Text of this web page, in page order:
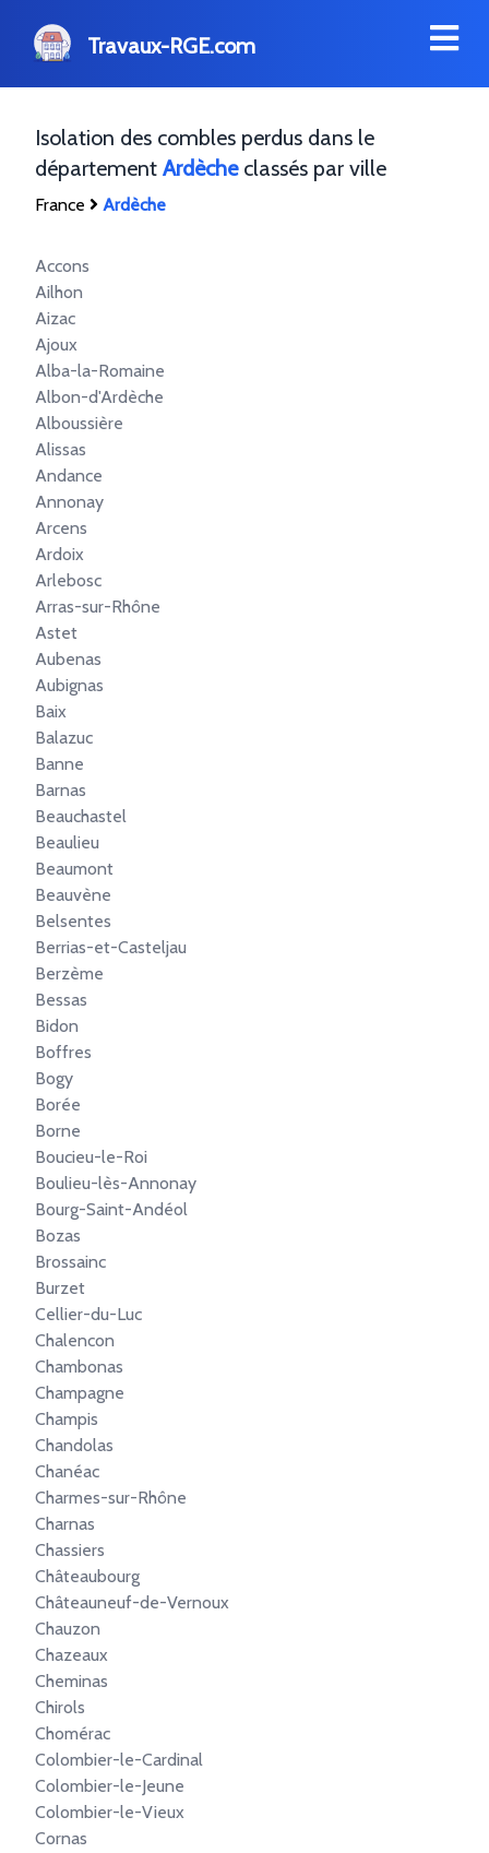
Travaux-RGE.com
Isolation des combles perdus dans le
département Ardècheclassés par ville
France Ardèche
Accons
Ailhon
Aizac
Ajoux
Alba-la-Romaine
Albon-d'Ardèche
Alboussière
Alissas
Andance
Annonay
Arcens
Ardoix
Arlebosc
Arras-sur-Rhône
Astet
Aubenas
Aubignas
Baix
Balazuc
Banne
Barnas
Beauchastel
Beaulieu
Beaumont
Beauvène
Belsentes
Berrias-et-Casteljau
Berzème
Bessas
Bidon
Boffres
Bogy
Borée
Borne
Boucieu-le-Roi
Boulieu-lès-Annonay
Bourg-Saint-Andéol
Bozas
Brossainc
Burzet
Cellier-du-Luc
Chalencon
Chambonas
Champagne
Champis
Chandolas
Chanéac
Charmes-sur-Rhône
Charnas
Chassiers
Châteaubourg
Châteauneuf-de-Vernoux
Chauzon
Chazeaux
Cheminas
Chirols
Chomérac
Colombier-le-Cardinal
Colombier-le-Jeune
Colombier-le-Vieux
Cornas